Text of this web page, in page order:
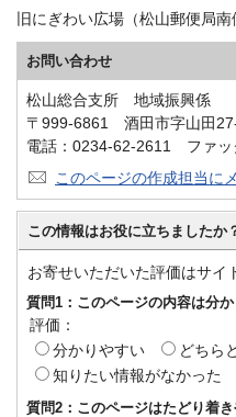
旧にぎわい広場（松山郵便局南
お問い合わせ
松山総合支所 地域振興係
〒999-6861 酒田市字山田
電話：0234-62-2611 ファッ
このページの作成担当に
この情報はお役に立ちましたか
お寄せいただいた評価はサイ
質問1：このページの内容は分
評価：
分かりやすい
どちら
知りたい情報がなかった
質問2：このページはたどり着